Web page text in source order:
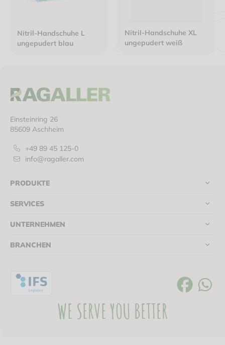
Nitril-Handschuhe L
ungepudert blau
Nitril-Handschuhe XL
ungepudert weiß
Einsteinring 26
85609 Aschheim
+49 89 45 125-0
info@ragaller.com
PRODUKTE
SERVICES
UNTERNEHMEN
BRANCHEN
WE SERVE YOU BETTER